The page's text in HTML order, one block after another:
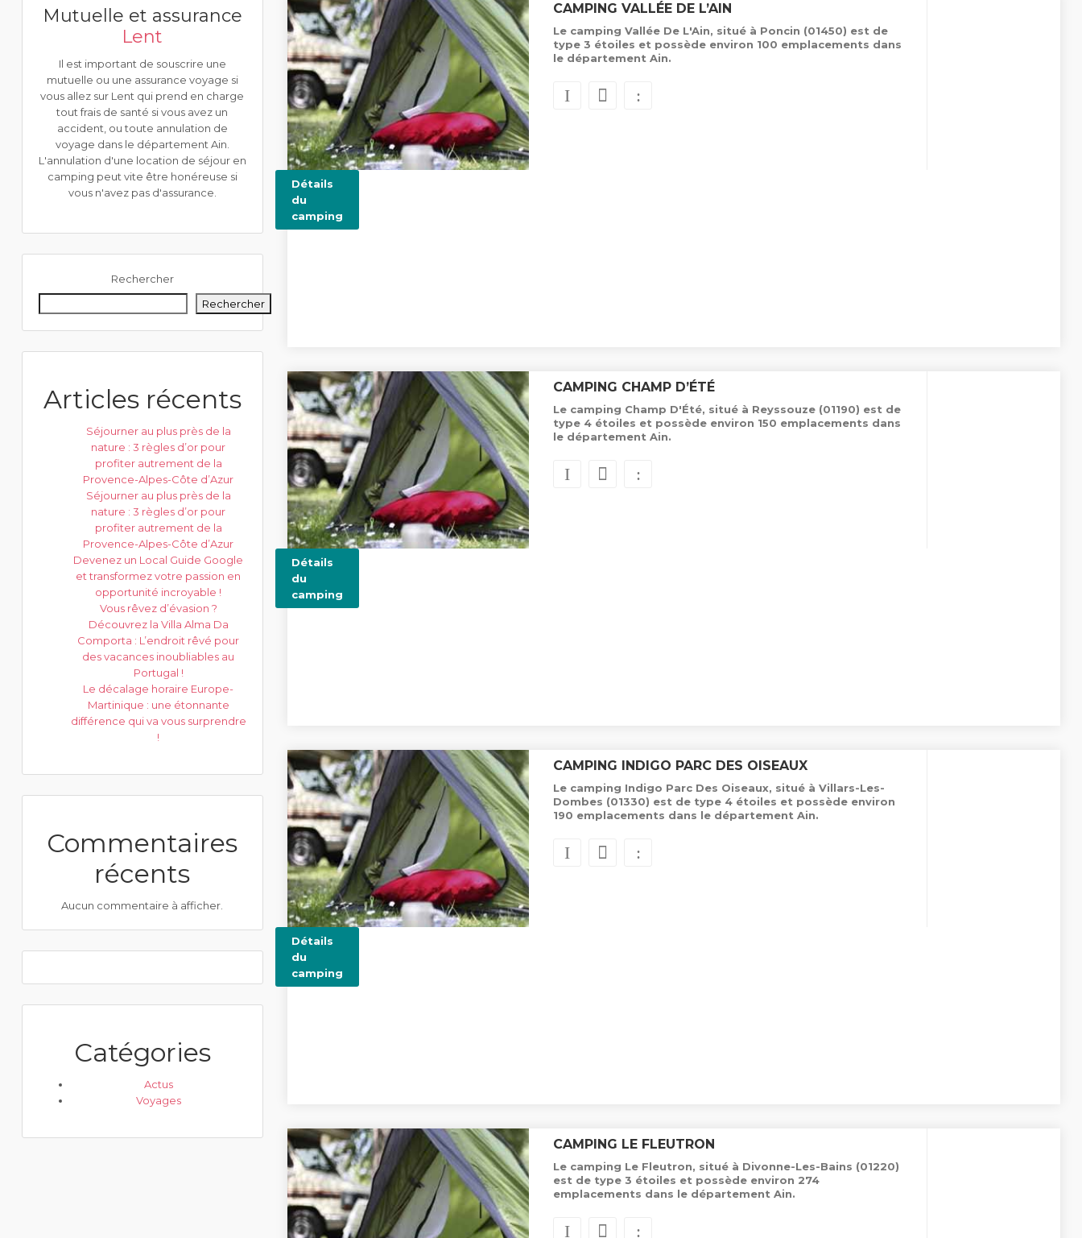
Mutuelle et assurance
Lent
Il est important de souscrire une
mutuelle ou une assurance voyage si
vous allez sur Lent qui prend en charge
tout frais de santé si vous avez un
accident, ou toute annulation de
voyage dans le département Ain.
L'annulation d'une location de séjour en
camping peut vite être honéreuse si
vous n'avez pas d'assurance.
Rechercher
Rechercher
Articles récents
Séjourner au plus près de la
nature : 3 règles d’or pour
profiter autrement de la
Provence-Alpes-Côte d’Azur
Séjourner au plus près de la
nature : 3 règles d’or pour
profiter autrement de la
Provence-Alpes-Côte d’Azur
Devenez un Local Guide Google
et transformez votre passion en
opportunité incroyable !
Vous rêvez d’évasion ?
Découvrez la Villa Alma Da
Comporta : L’endroit rêvé pour
des vacances inoubliables au
Portugal !
Le décalage horaire Europe-
Martinique : une étonnante
différence qui va vous surprendre
!
Commentaires
récents
Aucun commentaire à afficher.
Catégories
Actus
Voyages
CAMPING VALLÉE DE L’AIN
Le camping Vallée De L'Ain, situé à Poncin (01450) est de
type 3 étoiles et possède environ 100 emplacements dans
le département Ain.
Détails
du
camping
CAMPING CHAMP D’ÉTÉ
Le camping Champ D'Été, situé à Reyssouze (01190) est de
type 4 étoiles et possède environ 150 emplacements dans
le département Ain.
Détails
du
camping
CAMPING INDIGO PARC DES OISEAUX
Le camping Indigo Parc Des Oiseaux, situé à Villars-Les-
Dombes (01330) est de type 4 étoiles et possède environ
190 emplacements dans le département Ain.
Détails
du
camping
CAMPING LE FLEUTRON
Le camping Le Fleutron, situé à Divonne-Les-Bains (01220)
est de type 3 étoiles et possède environ 274
emplacements dans le département Ain.